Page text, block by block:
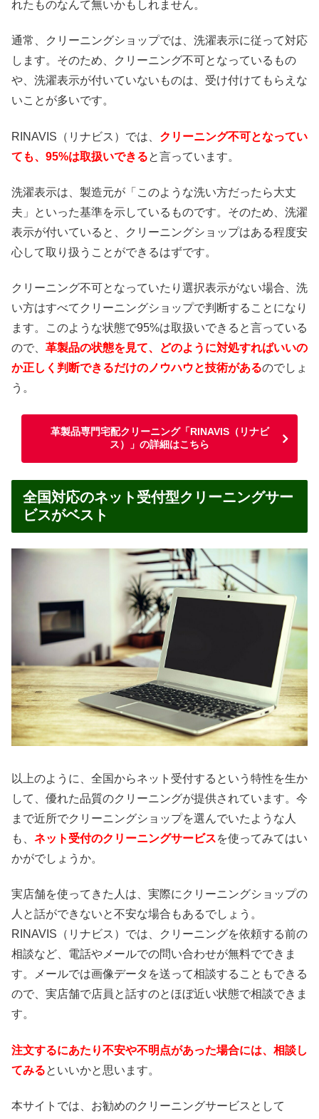
れたものなんて無いかもしれません。
通常、クリーニングショップでは、洗濯表示に従って対応
します。そのため、クリーニング不可となっているもの
や、洗濯表示が付いていないものは、受け付けてもらえな
いことが多いです。
RINAVIS（リナビス）では、 クリーニング不可となってい
ても、95%は取扱いできると言っています。
洗濯表示は、製造元が「このような洗い方だったら大丈
夫」といった基準を示しているものです。そのため、洗濯
表示が付いていると、クリーニングショップはある程度安
心して取り扱うことができるはずです。
クリーニング不可となっていたり選択表示がない場合、洗
い方はすべてクリーニングショップで判断することになり
ます。このような状態で95%は取扱いできると言っている
ので、 革製品の状態を見て、どのように対処すればいいの
か正しく判断できるだけのノウハウと技術があるのでしょ
う。
革製品専門宅配クリーニング「RINAVIS（リナビ
ス）」の詳細はこちら
全国対応のネット受付型クリーニングサー
ビスがベスト
以上のように、全国からネット受付するという特性を生か
して、優れた品質のクリーニングが提供されています。今
まで近所でクリーニングショップを選んでいたような人
も、 ネット受付のクリーニングサービスを使ってみてはい
かがでしょうか。
実店舗を使ってきた人は、実際にクリーニングショップの
人と話ができないと不安な場合もあるでしょう。
RINAVIS（リナビス）では、クリーニングを依頼する前の
相談など、電話やメールでの問い合わせが無料でできま
す。メールでは画像データを送って相談することもできる
ので、実店舗で店員と話すのとほぼ近い状態で相談できま
す。
注文するにあたり不安や不明点があった場合には、相談し
てみるといいかと思います。
本サイトでは、お勧めのクリーニングサービスとして